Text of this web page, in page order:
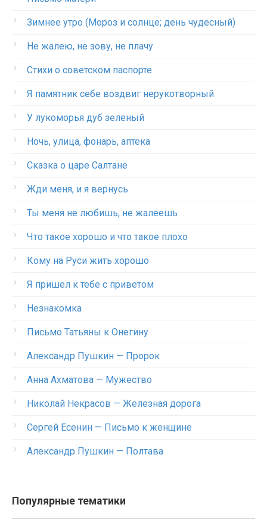
Зимнее утро (Мороз и солнце; день чудесный)
Не жалею, не зову, не плачу
Стихи о советском паспорте
Я памятник себе воздвиг нерукотворный
У лукоморья дуб зеленый
Ночь, улица, фонарь, аптека
Сказка о царе Салтане
Жди меня, и я вернусь
Ты меня не любишь, не жалеешь
Что такое хорошо и что такое плохо
Кому на Руси жить хорошо
Я пришел к тебе с приветом
Незнакомка
Письмо Татьяны к Онегину
Александр Пушкин — Пророк
Анна Ахматова — Мужество
Николай Некрасов — Железная дорога
Сергей Есенин — Письмо к женщине
Александр Пушкин — Полтава
Популярные тематики